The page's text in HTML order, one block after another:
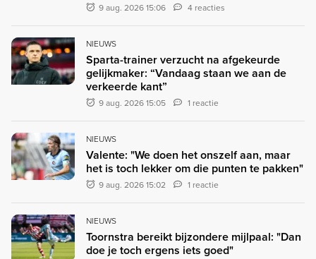
9 aug. 2026 15:06 4 reacties
NIEUWS
Sparta-trainer verzucht na afgekeurde
gelijkmaker: “Vandaag staan we aan de
verkeerde kant”
9 aug. 2026 15:05 1 reactie
NIEUWS
Valente: "We doen het onszelf aan, maar
het is toch lekker om die punten te pakken"
9 aug. 2026 15:02 1 reactie
NIEUWS
Toornstra bereikt bijzondere mijlpaal: "Dan
doe je toch ergens iets goed"